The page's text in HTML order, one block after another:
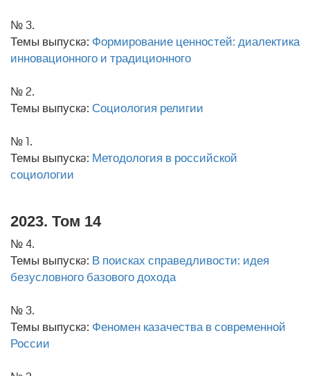
№ 3.
Темы выпускa: Формирование ценностей: диалектика
инновационного и традиционного
№ 2.
Темы выпускa: Социология религии
№ 1.
Темы выпускa: Методология в российской
социологии
2023. Том 14
№ 4.
Темы выпускa: В поисках справедливости: идея
безусловного базового дохода
№ 3.
Темы выпускa: Феномен казачества в современной
России